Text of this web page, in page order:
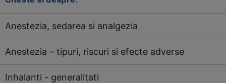
Anestezia, sedarea si analgezia
Anestezia – tipuri, riscuri si efecte adverse
Inhalanti - generalitati